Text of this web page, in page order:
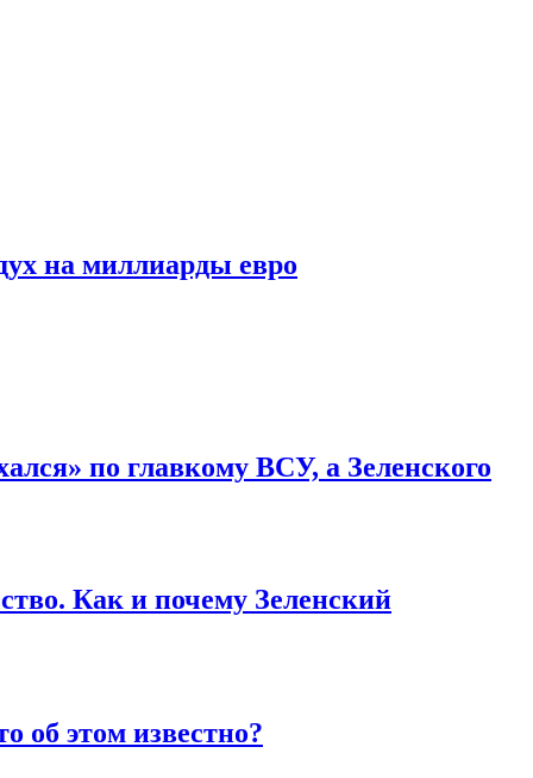
на миллиарды евро
по главкому ВСУ, а Зеленского
Как и почему Зеленский
об этом известно?